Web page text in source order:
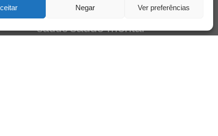
Negar Ver preferências
psicologia relato
saúdesaúde mental